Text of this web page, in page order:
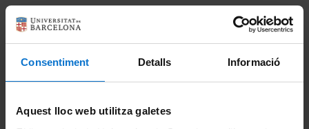
Consentiment Detalls Informació
Aquest lloc web utilitza galetes
28 de maig de 2026 a les 18:00